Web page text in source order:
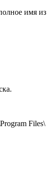
имя из
Files\